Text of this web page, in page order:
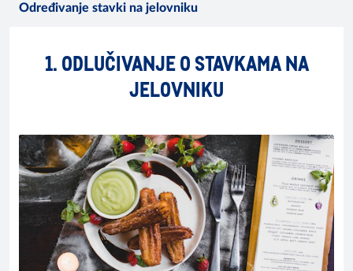
Određivanje stavki na jelovniku
1. ODLUČIVANJE O STAVKAMA NA
JELOVNIKU